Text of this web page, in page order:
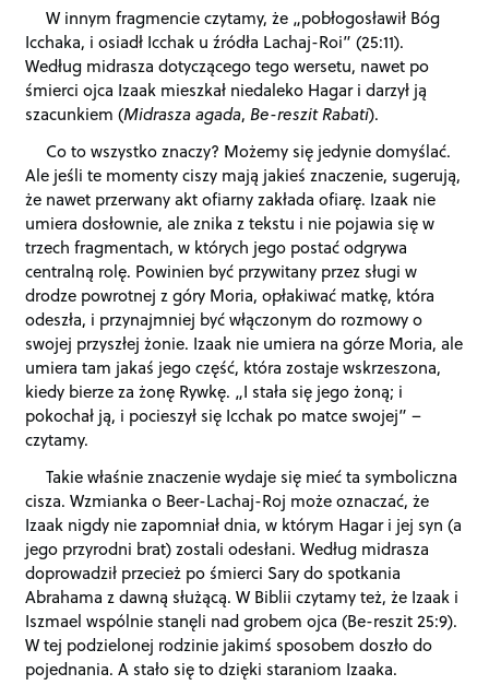
W innym fragmencie czytamy, że „pobłogosławił Bóg
Icchaka, i osiadł Icchak u źródła Lachaj-Roi” (25:11).
Według midrasza dotyczącego tego wersetu, nawet po
śmierci ojca Izaak mieszkał niedaleko Hagar i darzył ją
szacunkiem (Midrasza agada,Be-reszit Rabati).
Co to wszystko znaczy? Możemy się jedynie domyślać.
Ale jeśli te momenty ciszy mają jakieś znaczenie, sugerują,
że nawet przerwany akt ofiarny zakłada ofiarę. Izaak nie
umiera dosłownie, ale znika z tekstu i nie pojawia się w
trzech fragmentach, w których jego postać odgrywa
centralną rolę. Powinien być przywitany przez sługi w
drodze powrotnej z góry Moria, opłakiwać matkę, która
odeszła, i przynajmniej być włączonym do rozmowy o
swojej przyszłej żonie. Izaak nie umiera na górze Moria, ale
umiera tam jakaś jego część, która zostaje wskrzeszona,
kiedy bierze za żonę Rywkę. „I stała się jego żoną; i
pokochał ją, i pocieszył się Icchak po matce swojej” –
czytamy.
Takie właśnie znaczenie wydaje się mieć ta symboliczna
cisza. Wzmianka o Beer-Lachaj-Roj może oznaczać, że
Izaak nigdy nie zapomniał dnia, w którym Hagar i jej syn (a
jego przyrodni brat) zostali odesłani. Według midrasza
doprowadził przecież po śmierci Sary do spotkania
Abrahama z dawną służącą. W Biblii czytamy też, że Izaak i
Iszmael wspólnie stanęli nad grobem ojca (Be-reszit 25:9).
W tej podzielonej rodzinie jakimś sposobem doszło do
pojednania. A stało się to dzięki staraniom Izaaka.